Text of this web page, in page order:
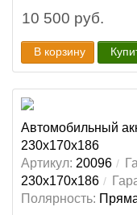
10 500 руб.
В корзину
Автомобильный
230x170x186
Артикул: 20096
230x170x186
Полярность: